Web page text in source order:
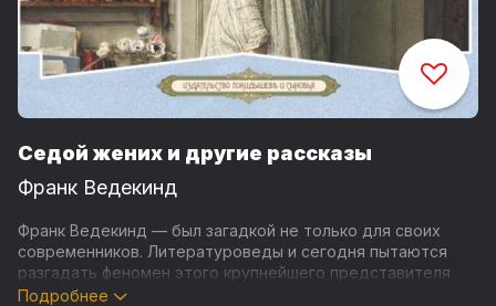
Седой жених и другие рассказы
Франк Ведекинд
Франк Ведекинд — был загадкой не только для своих
современников. Литературоведы и сегодня пытаются
разгадать феномен этого крупнейшего представителя
немецкого экспрессионизма. Стиль его произведений
Подробнее